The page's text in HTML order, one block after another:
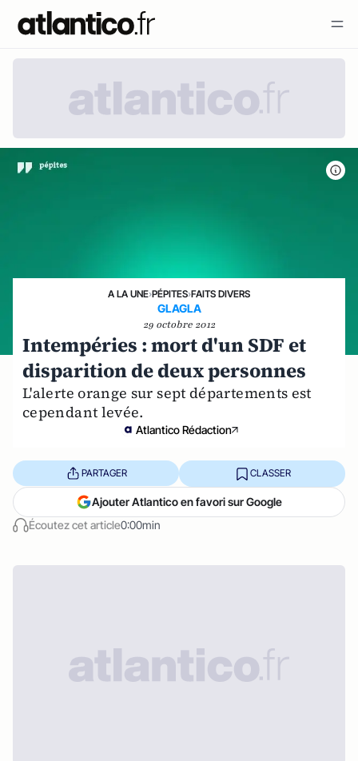
A LA UNE›PÉPITES›FAITS DIVERS
GLAGLA
29 octobre 2012
Intempéries : mort d'un SDF et
disparition de deux personnes
L'alerte orange sur sept départements est
cependant levée.
Atlantico Rédaction
Écoutez cet article0:00min
PARTAGER CLASSER
Ajouter Atlantico en favori sur Google